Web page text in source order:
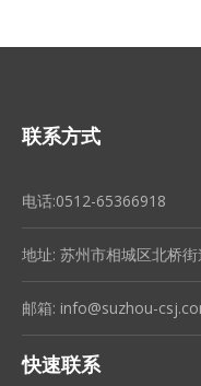
联系方式
电话:0512-65366918
地址: 苏州市相城区北桥
邮箱: info@suzhou-
快速联系